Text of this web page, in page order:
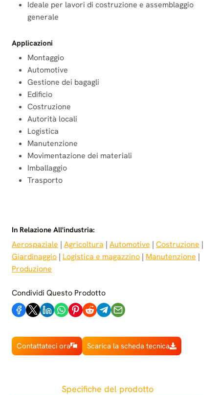
Ideale per lavori di costruzione e assemblaggio
generale
Applicazioni
Montaggio
Automotive
Gestione dei bagagli
Edificio
Costruzione
Autorità locali
Logistica
Manutenzione
Movimentazione dei materiali
Imballaggio
Trasporto
In Relazione All'industria:
Aerospaziale | Agricoltura | Automotive | Costruzione
Giardinaggio | Logistica e magazzino | Manutenzione
Produzione
Condividi Questo Prodotto
Contattateci ora Scarica la scheda tecnica
Specifiche del prodotto